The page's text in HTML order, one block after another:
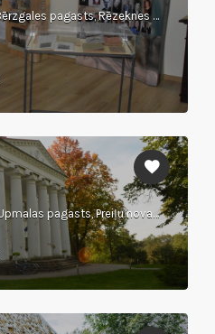
Rītupes iela 34, Bērzgale, Bērzgales pagasts, Rēzeknes novads
Skolas iela 5, Vecvārkava, Upmalas pagasts, Preiļu novads, LV-5335